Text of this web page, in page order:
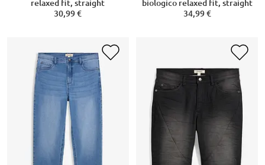
relaxed fit, straight
30,99 €
biologico relaxed fit, straight
34,99 €